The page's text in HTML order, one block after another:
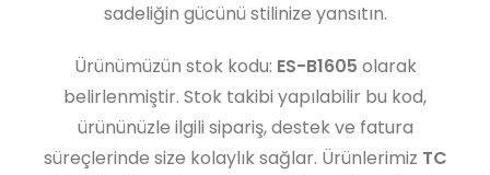
sadeliğin gücünü stilinize yansıtın.
Ürünümüzün stok kodu: ES-B1605 olarak
belirlenmiştir. Stok takibi yapılabilir bu kod,
ürününüzle ilgili sipariş, destek ve fatura
süreçlerinde size kolaylık sağlar. Ürünlerimiz TC